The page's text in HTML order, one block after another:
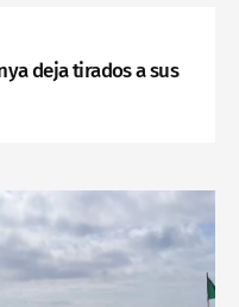
deja tirados a sus